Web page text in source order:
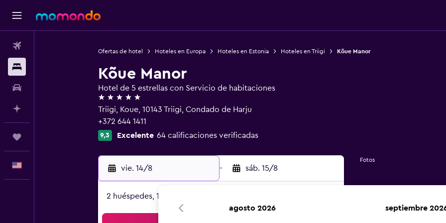
Ofertas de hotel Hoteles en Europa Hoteles en Estonia Hoteles en Triigi Kõue Manor
Kõue Manor
Hotel de 5 estrellas con Servicio de habitaciones
5 estrellas
Triigi, Koue, 10143 Triigi, Condado de Harju
+372 644 1411
9,3 Excelente 64 calificaciones verificadas
vie. 14/8 - sáb. 15/8
2 huéspedes, 1 habitación
Fotos
agosto 2026 septiembre